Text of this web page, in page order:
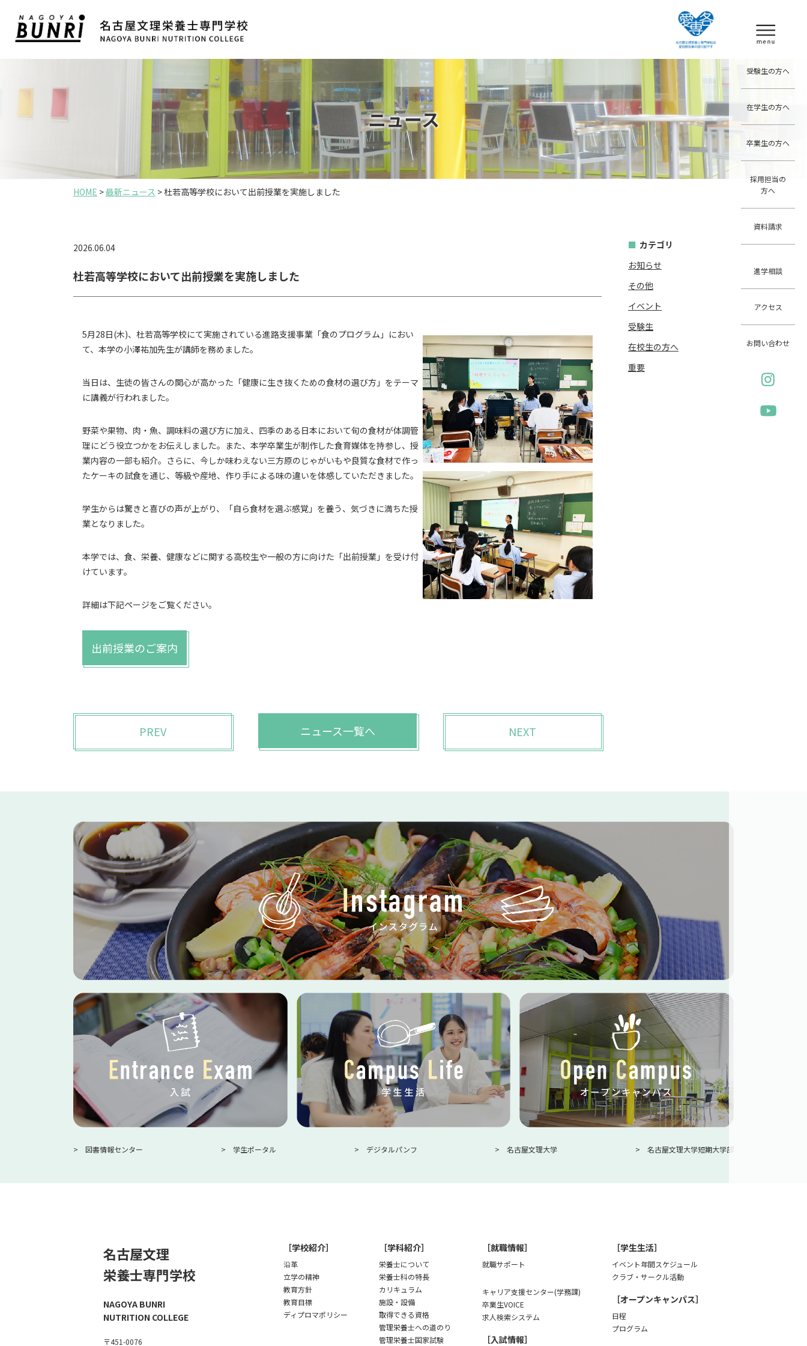
受験生の方へ
在学生の方へ
卒業生の方へ
採用担当の
方へ
資料請求
進学相談
アクセス
お問い合わせ
ニュース
HOME >最新ニュース >杜若高等学校において出前授業を実施しました
2026.06.04
杜若高等学校において出前授業を実施しました
5月28日(木)、杜若高等学校にて実施されている進路支援事業「食のプログラム」におい
て、本学の小澤祐加先生が講師を務めました。
当日は、生徒の皆さんの関心が高かった「健康に生き抜くための食材の選び方」をテーマ
に講義が行われました。
野菜や果物、肉・魚、調味料の選び方に加え、四季のある日本において旬の食材が体調管
理にどう役立つかをお伝えしました。また、本学卒業生が制作した食育媒体を持参し、授
業内容の一部も紹介。さらに、今しか味わえない三方原のじゃがいもや良質な食材で作っ
たケーキの試食を通じ、等級や産地、作り手による味の違いを体感していただきました。
学生からは驚きと喜びの声が上がり、「自ら食材を選ぶ感覚」を養う、気づきに満ちた授
業となりました。
本学では、食、栄養、健康などに関する高校生や一般の方に向けた「出前授業」を受け付
けています。
詳細は下記ページをご覧ください。
出前授業のご案内
PREV ニュース一覧へ NEXT
カテゴリ
お知らせ
その他
イベント
受験生
在校生の方へ
重要
図書情報センター 学生ポータル デジタルパンフ 名古屋文理大学 名古屋文理大学短期大学部
名古屋文理
栄養士専門学校
NAGOYA BUNRI
NUTRITION COLLEGE
〒451-0076
［学校紹介］
沿革
立学の精神
教育方針
教育目標
ディプロマポリシー
［学科紹介］
栄養士について
栄養士科の特長
カリキュラム
施設・設備
取得できる資格
管理栄養士への道のり
管理栄養士国家試験
［就職情報］
就職サポート
キャリア支援センター(学務課)
卒業生VOICE
求人検索システム
［入試情報］
［学生生活］
イベント年間スケジュール
クラブ・サークル活動
［オープンキャンパス］
日程
プログラム